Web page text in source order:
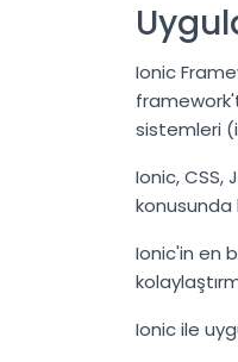
Ionic
sistemleri
Ionic, CSS,
konusunda
Ionic'in en
Ionic ile